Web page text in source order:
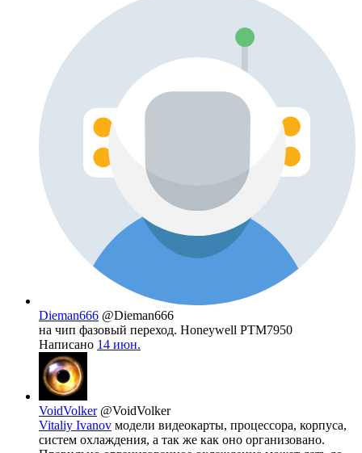
Dieman666 @Dieman666
на чип фазовый переход. Honeywell PTM7950
Написано 14 июн.
VoidVolker @VoidVolker
Vitaliy Ivanov модели видеокарты, процессора, корпуса,
систем охлаждения, а так же как оно организовано.